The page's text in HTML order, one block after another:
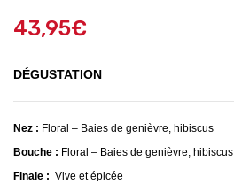
43,95€
DÉGUSTATION
Nez : Floral – Baies de genièvre, hibiscus
Bouche : Floral – Baies de genièvre, hibiscus
Finale : Vive et épicée